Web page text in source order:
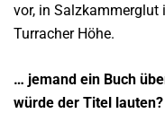
vor, in Salzkammerglut
Turracher Höhe.
… jemand ein Buch
würde der Titel lauten?